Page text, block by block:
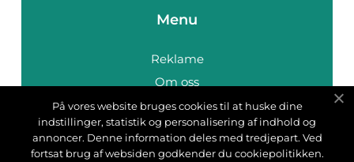
Menu
Reklame
Om oss
Cookies
Kontakt Oss
Sitemap
På vores website bruges cookies til at huske dine
indstillinger, statistik og personalisering af indhold og
annoncer. Denne information deles med tredjepart. Ved
fortsat brug af websiden godkender du cookiepolitikken.